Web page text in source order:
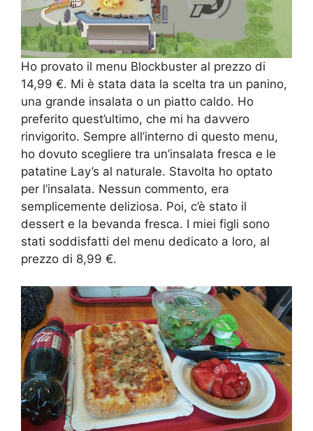
Ho provato il menu Blockbuster al prezzo di
14,99 €. Mi è stata data la scelta tra un panino,
una grande insalata o un piatto caldo. Ho
preferito quest’ultimo, che mi ha davvero
rinvigorito. Sempre all’interno di questo menu,
ho dovuto scegliere tra un’insalata fresca e le
patatine Lay’s al naturale. Stavolta ho optato
per l’insalata. Nessun commento, era
semplicemente deliziosa. Poi, c’è stato il
dessert e la bevanda fresca. I miei figli sono
stati soddisfatti del menu dedicato a loro, al
prezzo di 8,99 €.